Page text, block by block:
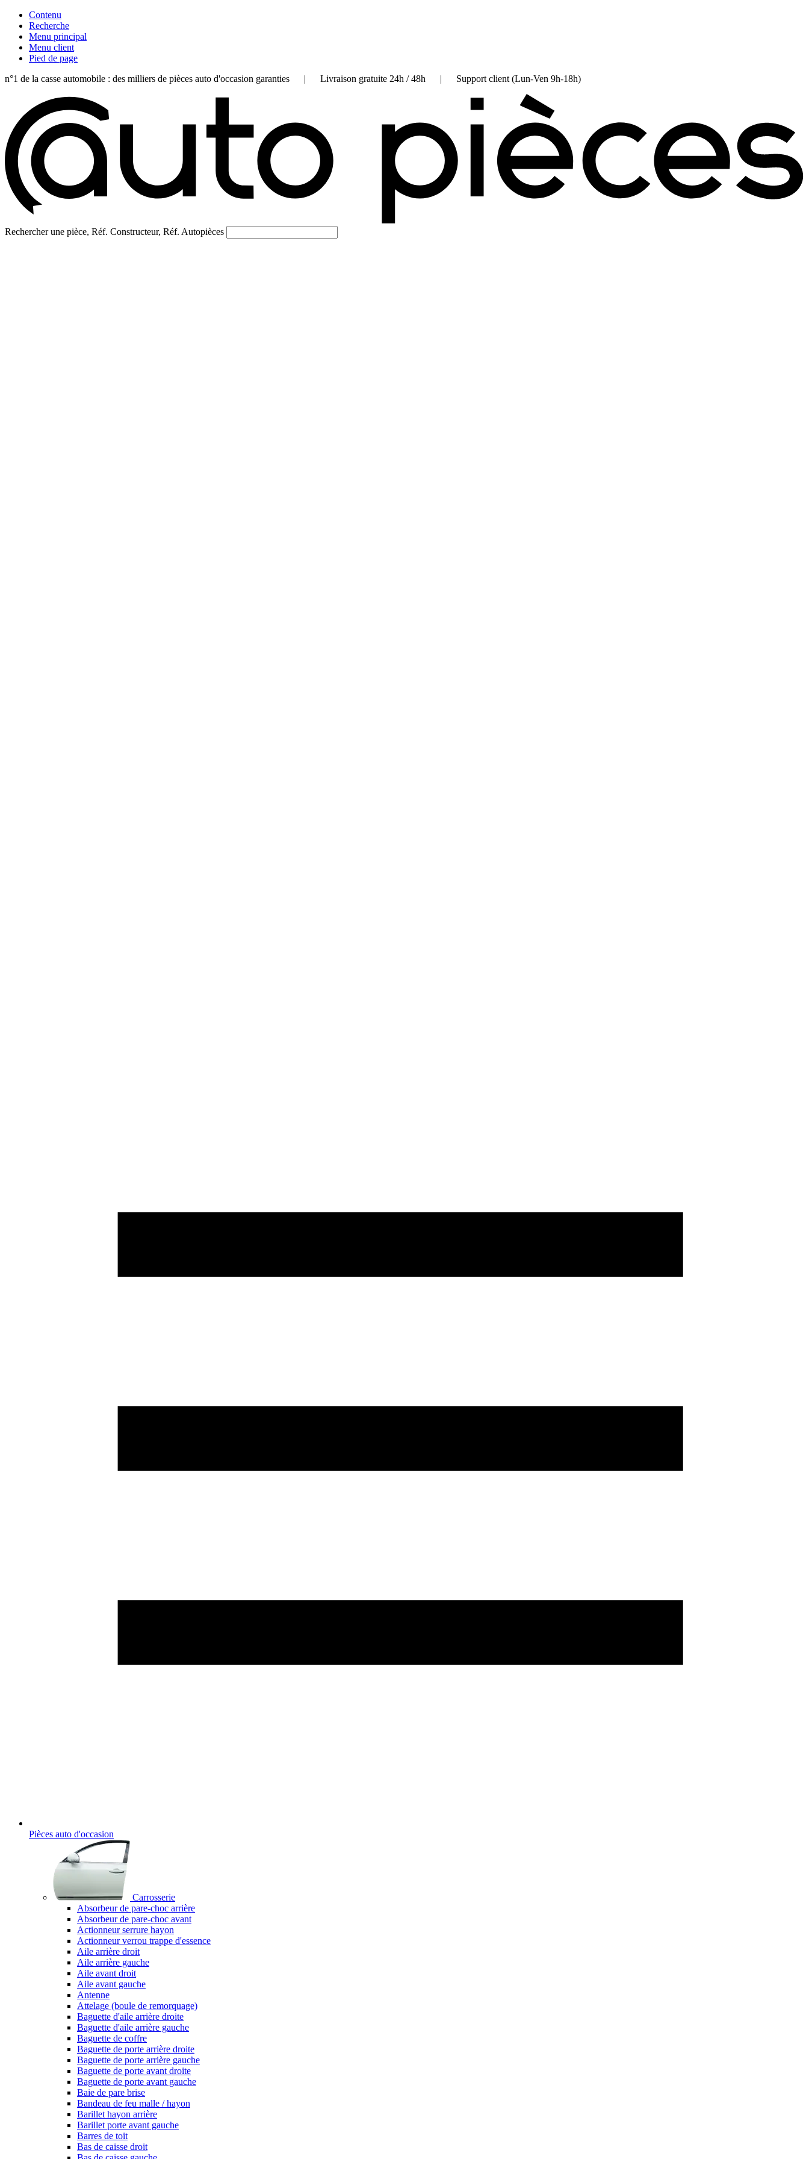
Contenu
Recherche
Menu principal
Menu client
Pied de page
n°1 de la casse automobile : des milliers de pièces auto d'occasion garanties | Livraison gratuite 24h / 48h | Support client (Lun-Ven 9h-18h)
Rechercher une pièce, Réf. Constructeur, Réf. Autopièces
Pièces auto d'occasion
Carrosserie
Absorbeur de pare-choc arrière
Absorbeur de pare-choc avant
Actionneur serrure hayon
Actionneur verrou trappe d'essence
Aile arrière droit
Aile arrière gauche
Aile avant droit
Aile avant gauche
Antenne
Attelage (boule de remorquage)
Baguette d'aile arrière droite
Baguette d'aile arrière gauche
Baguette de coffre
Baguette de porte arrière droite
Baguette de porte arrière gauche
Baguette de porte avant droite
Baguette de porte avant gauche
Baie de pare brise
Bandeau de feu malle / hayon
Barillet hayon arrière
Barillet porte avant gauche
Barres de toit
Bas de caisse droit